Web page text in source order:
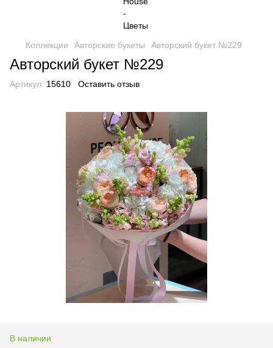
Коллекции Авторские букеты Авторский букет №229
Авторский букет №229
Артикул: 15610 Оставить отзыв
В наличии